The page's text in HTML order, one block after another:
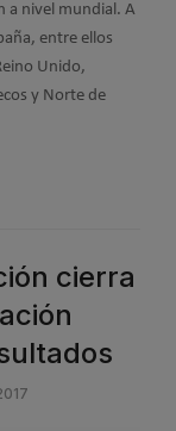
a nivel mundial. A
entre ellos
Unido,
y Norte de
cierra